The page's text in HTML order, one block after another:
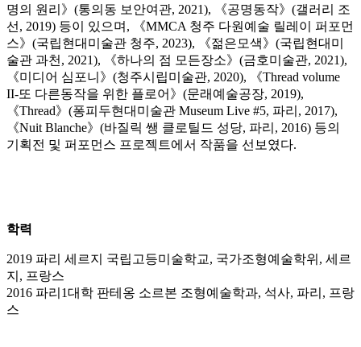
명의 원리》(통의동 보안여관, 2021), 《공명동작》(갤러리 조
선, 2019) 등이 있으며, 《MMCA 청주 다원예술 릴레이 퍼포먼
스》(국립현대미술관 청주, 2023), 《젊은모색》(국립현대미
술관 과천, 2021), 《하나의 점 모든장소》(금호미술관, 2021),
《미디어 심포니》(청주시립미술관, 2020), 《Thread volume
II-또 다른동작을 위한 플로어》(문래예술공장, 2019),
《Thread》(퐁피두현대미술관 Museum Live #5, 파리, 2017),
《Nuit Blanche》(바질릭 쌩 클로틸드 성당, 파리, 2016) 등의
기획전 및 퍼포먼스 프로젝트에서 작품을 선보였다.
학력
2019 파리 세르지 국립고등미술학교, 국가조형예술학위, 세르
지, 프랑스
2016 파리1대학 판테옹 소르본 조형예술학과, 석사, 파리, 프랑
스